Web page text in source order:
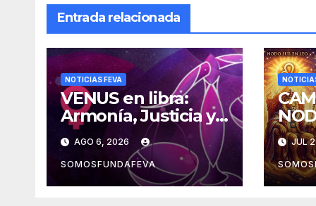
Entrada relacionada
NOTICIAS FEVA
VENUS en libra:
Armonía, Justicia y
Diplomacia
AGO 6, 2026
SOMOSFUNDAFEVA
laJUL